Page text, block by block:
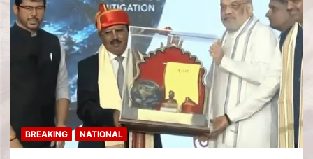
BREAKING NATIONAL